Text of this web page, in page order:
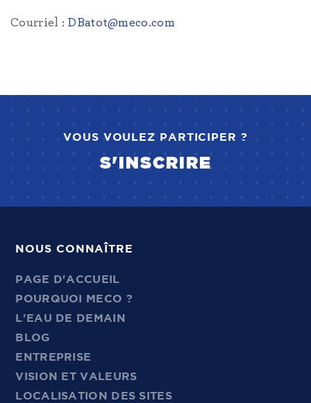
Courriel : DBatot@meco.com
VOUS VOULEZ PARTICIPER ?
S'INSCRIRE
NOUS CONNAÎTRE
PAGE D'ACCUEIL
POURQUOI MECO ?
L'EAU DE DEMAIN
BLOG
ENTREPRISE
VISION ET VALEURS
LOCALISATION DES SITES